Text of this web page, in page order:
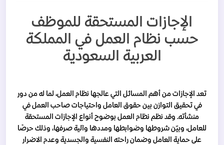
الإجازات المستحقة للموظف
حسب نظام العمل في المملكة
العربية السعودية
تعد الإجازات من أهم المسائل التي عالجها نظام العمل، لما له من دور
في تحقيق التوازن بين حقوق العامل واحتياجات صاحب العمل في
منشأته. وقد نظم نظام العمل بوضوح أنواع الإجازات المستحقة
للعامل، وبيّن شروطها وضوابطها ومددها وآلية صرفها، وذلك حرصًا
على حماية العامل وضمان راحته النفسية والجسدية وعدم الاضرار